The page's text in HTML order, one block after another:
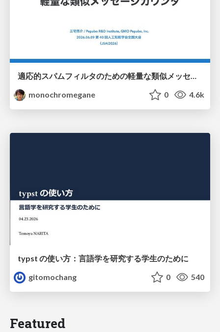
monochromegane
0 4.6k
typst の使い方：言語学を研究する学生のために
gitomochang
0 540
Featured